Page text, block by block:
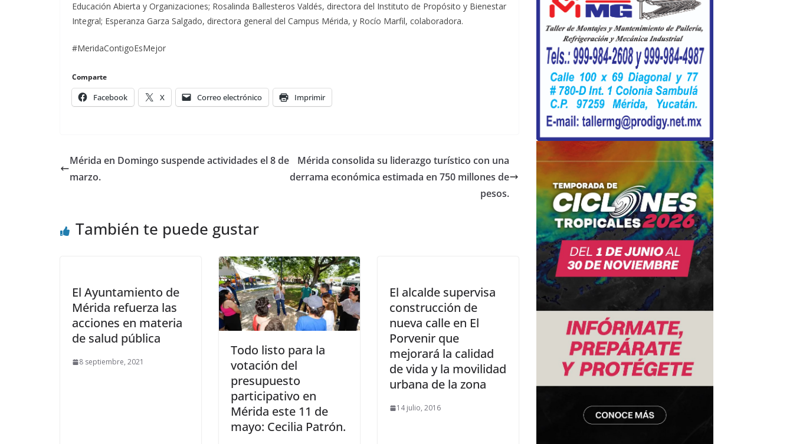
Educación Abierta y Organizaciones; Rosalinda Ballesteros Valdés, directora del Instituto de Propósito y Bienestar
Integral; Esperanza Garza Salgado, directora general del Campus Mérida, y Rocío Marfil, colaboradora.
#MeridaContigoEsMejor
Comparte
Facebook X Correo electrónico Imprimir
Mérida en Domingo suspende actividades el 8 de
marzo.
Mérida consolida su liderazgo turístico con una
derrama económica estimada en 750 millones de
pesos.
También te puede gustar
El Ayuntamiento de
Mérida refuerza las
acciones en materia
de salud pública
8 septiembre, 2021
Todo listo para la
votación del
presupuesto
participativo en
Mérida este 11 de
mayo: Cecilia Patrón.
El alcalde supervisa
construcción de
nueva calle en El
Porvenir que
mejorará la calidad
de vida y la movilidad
urbana de la zona
14 julio, 2016